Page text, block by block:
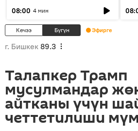
08:00 4 мин
Кечээ Бүгүн Эфирге
г. Бишкек 89.3
Талапкер Трамп
мусулмандар
айтканы үчүн
четтетилиши